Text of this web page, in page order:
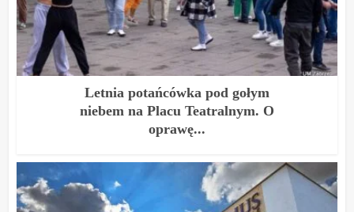
Letnia potańcówka pod gołym
niebem na Placu Teatralnym. O
oprawę...